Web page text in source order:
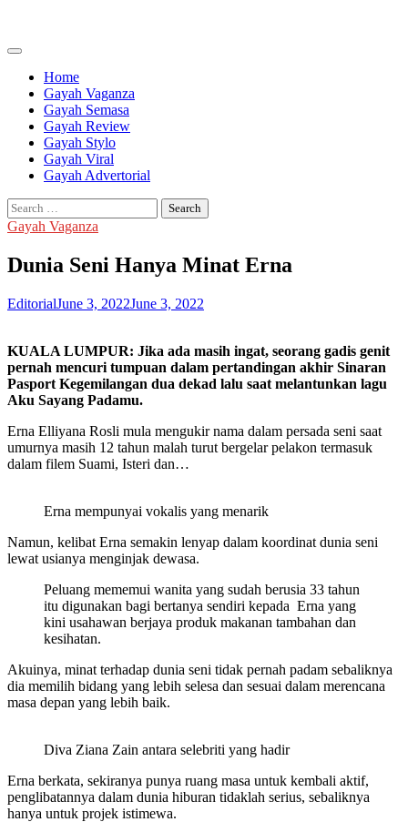
content
Home
Gayah Vaganza
Gayah Semasa
Gayah Review
Gayah Stylo
Gayah Viral
Gayah Advertorial
Search
for:
Gayah Vaganza
Dunia Seni Hanya Minat Erna
EditorialJune 3, 2022June 3, 2022
KUALA LUMPUR: Jika ada masih ingat, seorang gadis genit
pernah mencuri tumpuan dalam pertandingan akhir Sinaran
Pasport Kegemilangan dua dekad lalu saat melantunkan lagu
Aku Sayang Padamu.
Erna Elliyana Rosli mula mengukir nama dalam persada seni saat
umurnya masih 12 tahun malah turut bergelar pelakon termasuk
dalam filem Suami, Isteri dan…
Erna mempunyai vokalis yang menarik
Namun, kelibat Erna semakin lenyap dalam koordinat dunia seni
lewat usianya menginjak dewasa.
Peluang mememui wanita yang sudah berusia 33 tahun
itu digunakan bagi bertanya sendiri kepada Erna yang
kini usahawan berjaya produk makanan tambahan dan
kesihatan.
Akuinya, minat terhadap dunia seni tidak pernah padam sebaliknya
dia memilih bidang yang lebih selesa dan sesuai dalam merencana
masa depan yang lebih baik.
Diva Ziana Zain antara selebriti yang hadir
Erna berkata, sekiranya punya ruang masa untuk kembali aktif,
penglibatannya dalam dunia hiburan tidaklah serius, sebaliknya
hanya untuk projek istimewa.